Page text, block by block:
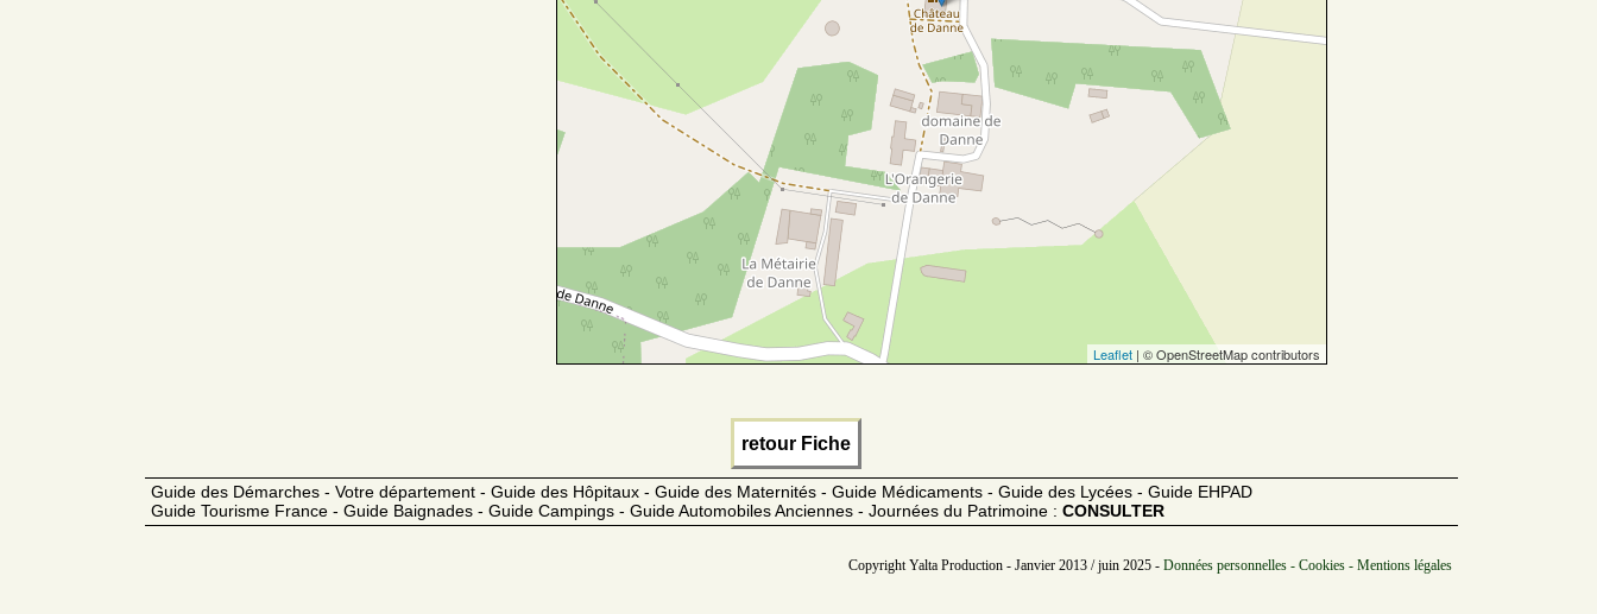
Leaflet| © OpenStreetMap contributors
retour Fiche
Guide des Démarches - Votre département - Guide des Hôpitaux - Guide des Maternités - Guide Médicaments - Guide des Lycées - Guide EHPAD
Guide Tourisme France - Guide Baignades - Guide Campings - Guide Automobiles Anciennes - Journées du Patrimoine : CONSULTER
Copyright Yalta Production - Janvier 2013 / juin 2025 - Données personnelles - Cookies - Mentions légales